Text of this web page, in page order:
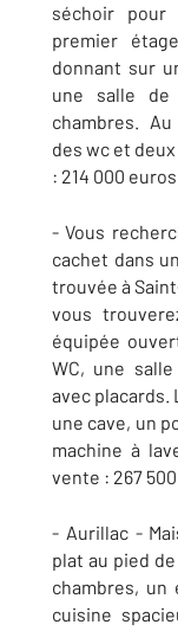
séchoir
premier
donnant sur
une salle
chambres.
des wc et
: 214 000 euros
- Vous
cachet dans
trouvée à
vous
équipée
WC, une
avec placards.
une cave, un
machine à
vente : 267
- Aurillac -
plat au pied
chambres, un
cuisine